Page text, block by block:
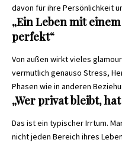
davon für ihre Persönlichkeit
„Ein Leben mit
perfekt“
Von außen wirkt vieles
vermutlich genauso Stress,
Phasen wie in anderen
„Wer privat bleibt,
Das ist ein typischer Irrtum.
nicht jeden Bereich ihres